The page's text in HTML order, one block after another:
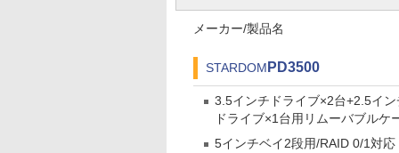
メーカー/製品名
STARDOM PD3500
3.5インチドライブ×2台+2.5イン
ドライブ×1台用リムーバブルケ
5インチベイ2段用/RAID 0/1対応